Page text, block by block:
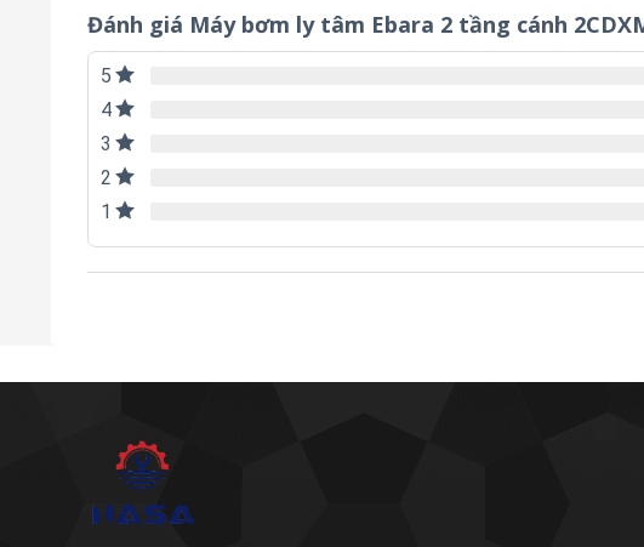
Đánh giá Máy bơm ly tâm Ebara 2 tầng cánh
5
4
3
2
1